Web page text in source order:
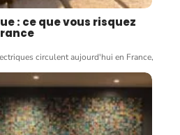
: ce que vous risquez
circulent aujourd'hui en France,